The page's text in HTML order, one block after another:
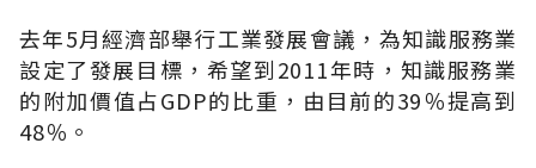
去年5月經濟部舉行工業發展會議，為知識服務業
設定了發展目標，希望到2011年時，知識服務業
的附加價值占GDP的比重，由目前的39％提高到
48％。